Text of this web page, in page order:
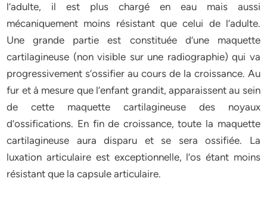
l’adulte, il est plus chargé en eau mais aussi
mécaniquement moins résistant que celui de l’adulte.
Une grande partie est constituée d’une maquette
cartilagineuse (non visible sur une radiographie) qui va
progressivement s’ossifier au cours de la croissance. Au
fur et à mesure que l’enfant grandit, apparaissent au sein
de cette maquette cartilagineuse des noyaux
d’ossifications. En fin de croissance, toute la maquette
cartilagineuse aura disparu et se sera ossifiée. La
luxation articulaire est exceptionnelle, l’os étant moins
résistant que la capsule articulaire.